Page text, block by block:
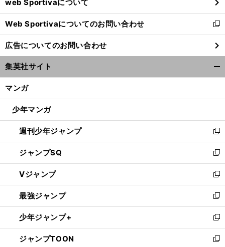
で
開
く
web Sportivaについて
Web Sportivaについてのお問い合わせ
新
し
い
ウ
ィ
ン
ウ
開
く
広告についてのお問い合わせ
集英社サイト
マンガ
少年マンガ
週刊少年ジャンプ
新
し
い
ウ
ィ
ン
ド
ウ
で
開
く
ジャンプSQ
新
し
い
ウ
ィ
ン
ド
ウ
で
Vジャンプ
新
し
い
ウ
ィ
ン
ド
最強ジャンプ
新
し
い
ウ
ィ
少年ジャンプ+
新
し
い
ジャンプTOON
新